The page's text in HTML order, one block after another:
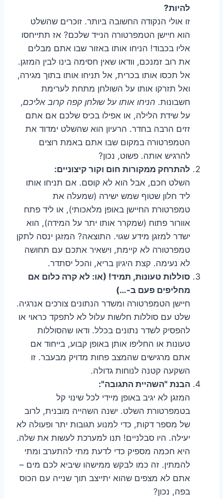
להיות?
זו אולי הנקודה החשובה ביותר. זוכרים שהשלט
הוא חיישן הטמפרטורה הנייד שלכם? אז תתייחסו
אליו בכבוד! הניחו אותו באזור שבו אתם מבלים
את רוב זמנכם, וודאו שאין חסימה בינו לבין המזגן.
אל תכסו אותו בכרית, אל תניחו אותו בתוך מגירה,
ואל תזרקו אותו על השולחן מתחת לערימת
חשבונות. הניחו אותו על שולחן קפה קרוב אליכם,
על שידת הלילה, או אפילו בכיס שלכם אם אתם
זזים הרבה בחדר. הרעיון הוא שהשלט ימדוד את
הטמפרטורה במקום שבו אתם באמת רוצים
להרגיש אותה. פשוט, נכון?
להתרחק ממקורות חום וקור קיצוניים:
השלט חכם, אבל הוא לא קוסם. אם תניחו אותו
ליד חלון שטוף שמש ישירה (שמעלה את
טמפרטורת החיישן באופן מלאכותי), או ליד פתח
אוורור פתוח (שמקרר אותו יתר על המידה), הוא
ישדר למזגן מידע שגוי. התוצאה? המזגן ינסה לתקן
טמפרטורה לא קיימת, וישאיר אתכם עם תחושה
לא נעימה. קצת היגיון בריא, והכל יסתדר.
סוללות טעונות, תמיד! (או: לא קרה כלום אם
מחליפים פעם ב-…)
חיישן הטמפרטורה ומשדר הנתונים צורכים אנרגיה.
שלט עם סוללות חלשות עלול לא לתפקד כראוי או
להפסיק לשדר נתונים בכלל. ודאו שהסוללות
טעונות או החליפו אותן באופן קבוע, בייחוד אם
אתם מרגישים שהמצב פחות מדויק מבעבר. זו
השקעה קטנה לנוחות גדולה.
הבנת "השהיית התגובה":
המזגן לא יגיב באופן מיידי לכל שינוי קל
בטמפרטורת השלט. ישנה השהייה מובנית, לרוב
של מספר דקות, כדי למנוע תגובות יתר ופעולה לא
יעילה. היו סבלניים! תנו למערכת לעשות את שלה.
היא חכמה מספיק כדי לדעת מתי להתערב ומתי
להמתין. זה כמו לבקש ממישהו שיביא לכם מים –
אתם לא מצפים שהוא יתייצב תוך שנייה עם הכוס
בפה, נכון?